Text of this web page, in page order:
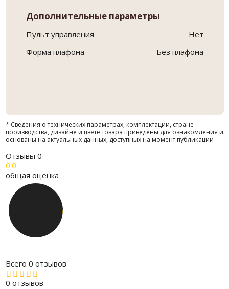
Дополнительные параметры
Пульт управления
Нет
Форма плафона
Без плафона
* Сведения о технических параметрах, комплектации, стране
производства, дизайне и цвете товара приведены для ознакомления и
основаны на актуальных данных, доступных на момент публикации
Отзывы 0
0.0
общая оценка
Всего 0 отзывов
0 отзывов